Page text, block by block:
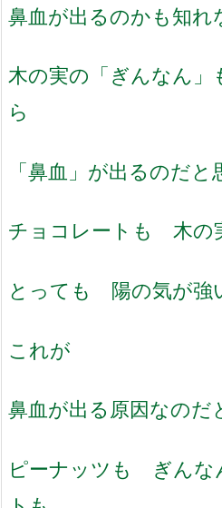
鼻血が出るのかも知れ
木の実の「ぎんなん
ら
「鼻血」が出るのだと
チョコレートも 木の
とっても 陽の気が強
これが
鼻血が出る原因なのだ
ピーナッツも ぎん